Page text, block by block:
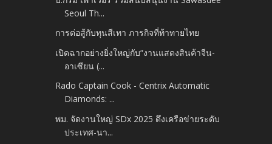
Seoul Th...
การต่อสู้กับทุนสีเทา ภารกิจที่ท้าทายไทย
เปิดฉากอย่างยิ่งใหญ่กับ“งานแสดงสินค้าจีน-
อาเซียน (...
Rado Captain Cook -​ Centrix Automatic
Diamonds: ...
พม. จัดงานใหญ่ SDx 2025 ดึงเครือข่ายระดับ
ประเทศ-นา...